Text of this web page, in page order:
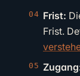
Frist:
Frist.